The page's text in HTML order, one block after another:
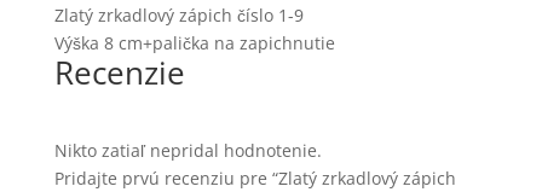
Zlatý zrkadlový zápich číslo 1-9
Výška 8 cm+palička na zapichnutie
Recenzie
Nikto zatiaľ nepridal hodnotenie.
Pridajte prvú recenziu pre “Zlatý zrkadlový zápich